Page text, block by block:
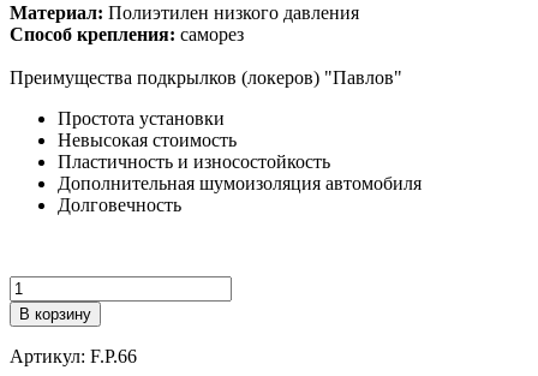
Материал: Полиэтилен низкого давления
Способ крепления: саморез
Преимущества подкрылков (локеров) "Павлов"
Простота установки
Невысокая стоимость
Пластичность и износостойкость
Дополнительная шумоизоляция автомобиля
Долговечность
Количество
В корзину
Артикул: F.P.66